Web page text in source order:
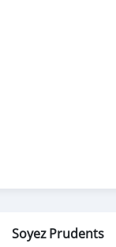
Soyez Prudents